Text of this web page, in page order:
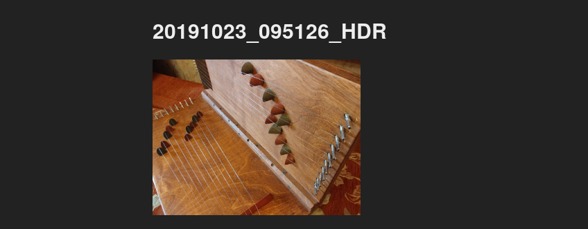
20191023_095126_HDR